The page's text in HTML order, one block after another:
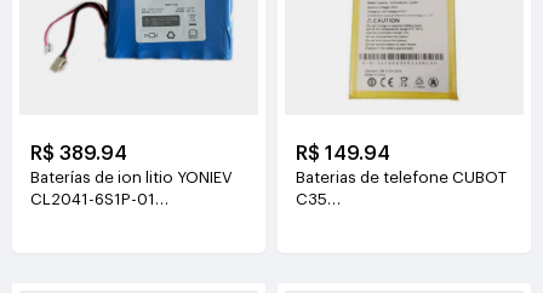
R$ 389.94
Baterías de ion litio YONIEV
CL2041-6S1P-01
R$ 149.94
Baterias de telefone CUBOT
C35